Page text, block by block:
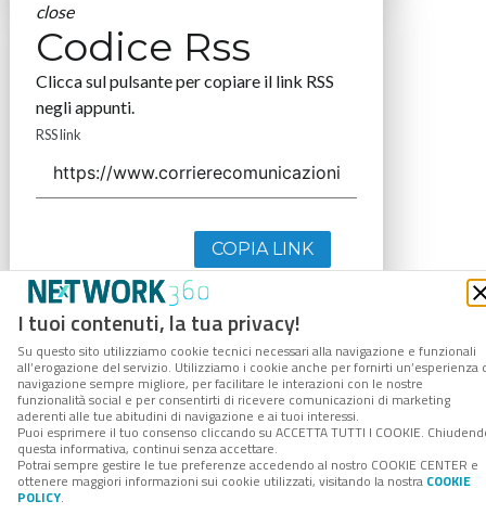
I tuoi contenuti, la tua privacy!
Su questo sito utilizziamo cookie tecnici necessari alla navigazione e funzionali
all’erogazione del servizio. Utilizziamo i cookie anche per fornirti un’esperienza
navigazione sempre migliore, per facilitare le interazioni con le nostre
funzionalità social e per consentirti di ricevere comunicazioni di marketing
aderenti alle tue abitudini di navigazione e ai tuoi interessi.
Puoi esprimere il tuo consenso cliccando su ACCETTA TUTTI I COOKIE.
questa informativa, continui senza accettare.
Potrai sempre gestire le tue preferenze accedendo al nostro COOKIE CENTER e
ottenere maggiori informazioni sui cookie utilizzati, visitando la nostra COOKIE
POLICY.
close
Codice Rss
Clicca sul pulsante per copiare il link RSS
negli appunti.
RSS link
COPIA LINK